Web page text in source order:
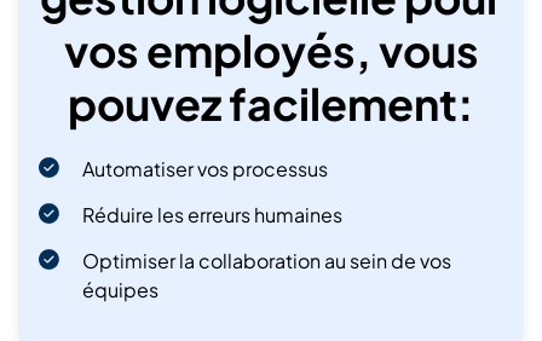
vos employés, vous
pouvez facilement:
Automatiser vos processus
Réduire les erreurs humaines
Optimiser la collaboration au sein de vos
équipes